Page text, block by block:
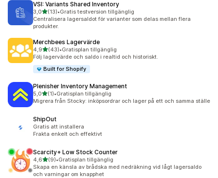
VSI: Variants Shared Inventory
3,0av 5 stjärnor
(13)
13 recensioner totalt
•Gratis testversion tillgänglig
Centralisera lagersaldot för varianter som delas mellan flera
produkter.
Merchbees Lagervärde
4,9av 5 stjärnor
(43)
43 recensioner totalt
•Gratisplan tillgänglig
Följ lagervärde och saldo i realtid och historiskt.
Built for Shopify
Plenisher Inventory Management
5,0av 5 stjärnor
(1)
1 recensioner totalt
•Gratisplan tillgänglig
Migrera från Stocky: inköpsordrar och lager på ett och samma ställe
ShipOut
Gratis att installera
Frakta enkelt och effektivt
Scarcity+ Low Stock Counter
4,6av 5 stjärnor
(9)
9 recensioner totalt
•Gratisplan tillgänglig
Skapa en känsla av brådska med nedräkning vid lågt lagersaldo
och varningar om knapphet